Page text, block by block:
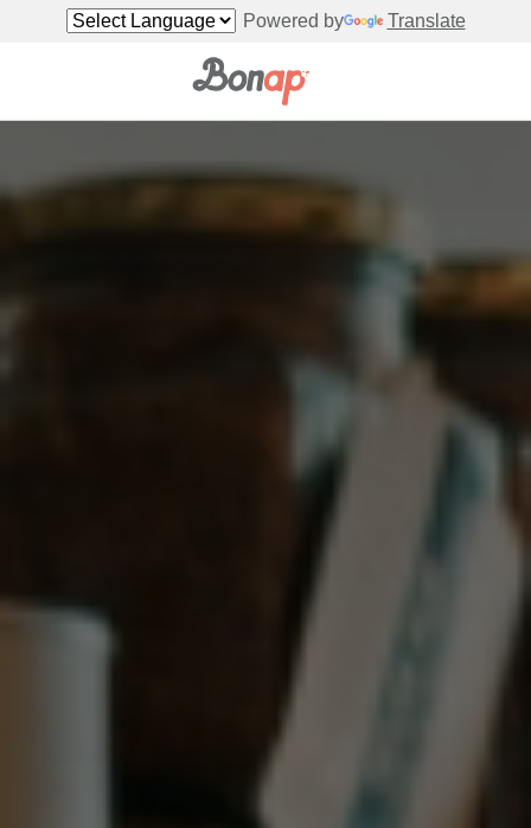
Powered by Translate